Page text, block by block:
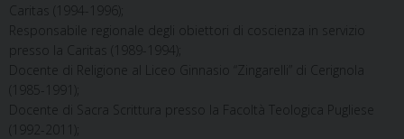
Caritas (1994-1996);
Responsabile regionale degli obiettori di coscienza in servizio
presso la Caritas (1989-1994);
Docente di Religione al Liceo Ginnasio “Zingarelli” di Cerignola
(1985-1991);
Docente di Sacra Scrittura presso la Facoltà Teologica Pugliese
(1992-2011);